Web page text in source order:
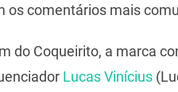
os comentários mais
do Coqueirito, a marca
Lucas Vinícius